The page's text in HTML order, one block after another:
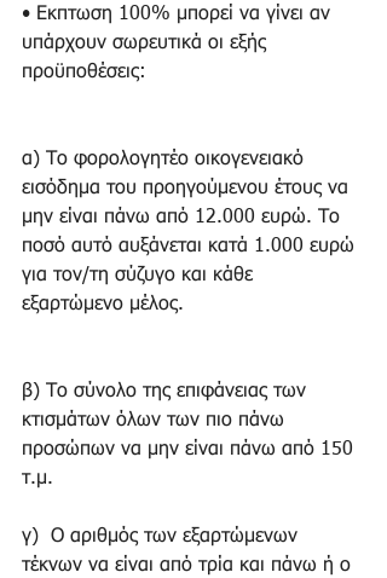
• Εκπτωση 100% μπορεί να γίνει αν
υπάρχουν σωρευτικά οι εξής
προϋποθέσεις:
α) Το φορολογητέο οικογενειακό
εισόδημα του προηγούμενου έτους να
μην είναι πάνω από 12.000 ευρώ. Το
ποσό αυτό αυξάνεται κατά 1.000 ευρώ
για τον/τη σύζυγο και κάθε
εξαρτώμενο μέλος.
β) Το σύνολο της επιφάνειας των
κτισμάτων όλων των πιο πάνω
προσώπων να μην είναι πάνω από 150
τ.μ.
γ)  Ο αριθμός των εξαρτώμενων
τέκνων να είναι από τρία και πάνω ή ο